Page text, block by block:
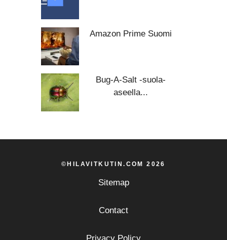
Amazon Prime Suomi
Bug-A-Salt -suola-
aseella...
©HILAVITKUTIN.COM 2026
Sitemap
Contact